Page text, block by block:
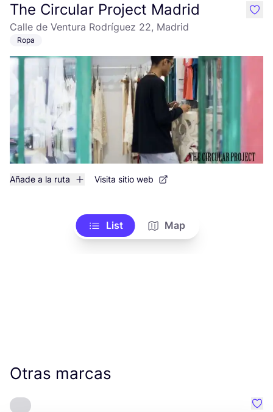
The Circular Project Madrid
Calle de Ventura Rodríguez 22, Madrid
Ropa
Añade a la ruta Visita sitio web
like
List Map
Otras marcas